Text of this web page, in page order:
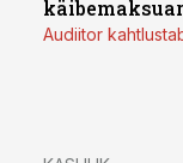
Audiitor